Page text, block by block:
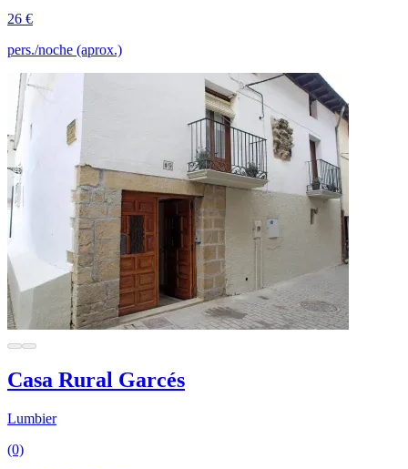
26 €
pers./noche (aprox.)
Casa Rural Garcés
Lumbier
(0)